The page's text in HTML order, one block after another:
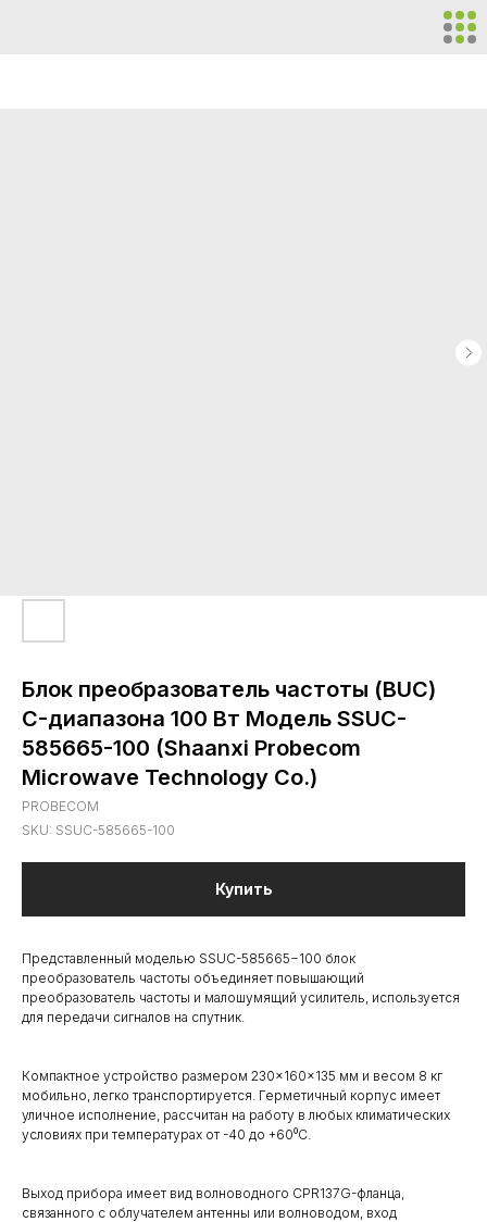
Блок преобразователь частоты (BUC)
C-диапазона 100 Вт Модель SSUC-
585665-100 (Shaanxi Probecom
Microwave Technology Co.)
PROBECOM
SKU: SSUC-585665-100
Купить
Представленный моделью SSUC-585665−100 блок
преобразователь частоты объединяет повышающий
преобразователь частоты и малошумящий усилитель, используется
для передачи сигналов на спутник.
Компактное устройство размером 230×160×135 мм и весом 8 кг
мобильно, легко транспортируется. Герметичный корпус имеет
уличное исполнение, рассчитан на работу в любых климатических
условиях при температурах от -40 до +60⁰С.
Выход прибора имеет вид волноводного CPR137G-фланца,
связанного с облучателем антенны или волноводом, вход